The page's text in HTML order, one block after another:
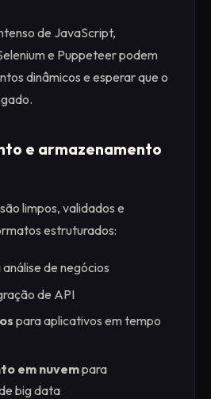
de JavaScript,
e Puppeteer podem
dinâmicos e esperar que o
e armazenamento
limpos, validados e
estruturados:
de negócios
de API
para aplicativos em tempo
em nuvempara
big data